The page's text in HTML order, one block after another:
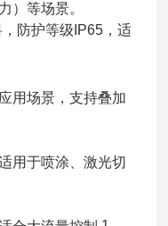
）等场景。
防护等级IP65，适
用场景，支持叠加
用于喷涂、激光切